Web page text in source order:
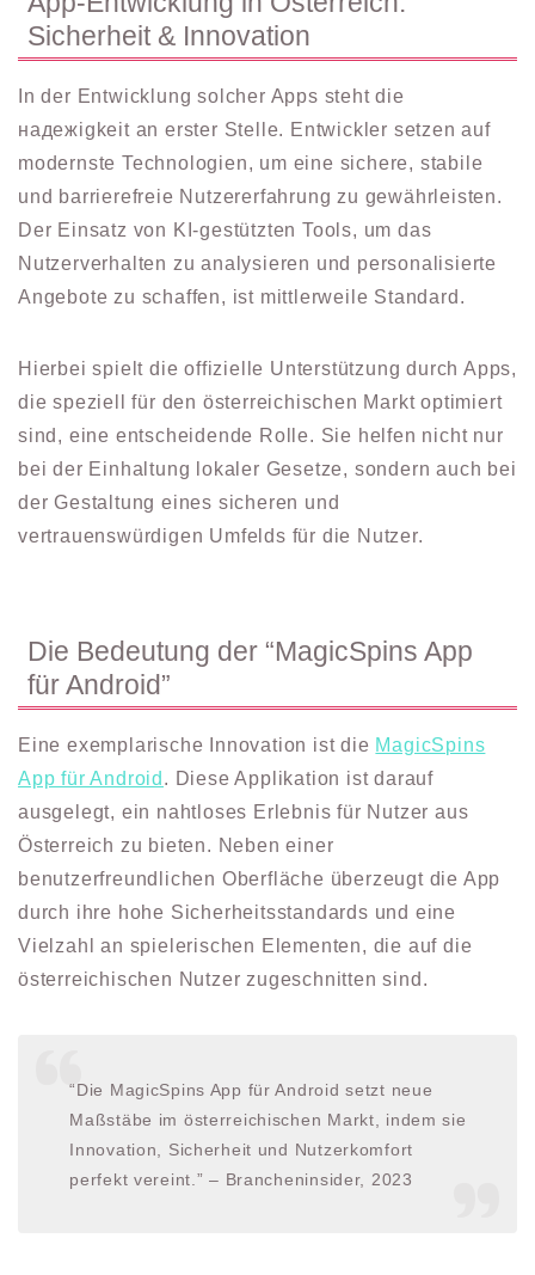
Sicherheit & Innovation
In der Entwicklung solcher Apps steht die
надежigkeit an erster Stelle. Entwickler setzen auf
modernste Technologien, um eine sichere, stabile
und barrierefreie Nutzererfahrung zu gewährleisten.
Der Einsatz von KI-gestützten Tools, um das
Nutzerverhalten zu analysieren und personalisierte
Angebote zu schaffen, ist mittlerweile Standard.
Hierbei spielt die offizielle Unterstützung durch Apps,
die speziell für den österreichischen Markt optimiert
sind, eine entscheidende Rolle. Sie helfen nicht nur
bei der Einhaltung lokaler Gesetze, sondern auch bei
der Gestaltung eines sicheren und
vertrauenswürdigen Umfelds für die Nutzer.
Die Bedeutung der “MagicSpins App
für Android”
Eine exemplarische Innovation ist die MagicSpins
App für Android . Diese Applikation ist darauf
ausgelegt, ein nahtloses Erlebnis für Nutzer aus
Österreich zu bieten. Neben einer
benutzerfreundlichen Oberfläche überzeugt die App
durch ihre hohe Sicherheitsstandards und eine
Vielzahl an spielerischen Elementen, die auf die
österreichischen Nutzer zugeschnitten sind.
“Die MagicSpins App für Android setzt neue
Maßstäbe im österreichischen Markt, indem sie
Innovation, Sicherheit und Nutzerkomfort
perfekt vereint.” – Brancheninsider, 2023